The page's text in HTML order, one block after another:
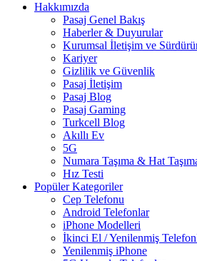
Hakkımızda
Pasaj Genel Bakış
Haberler & Duyurular
Kurumsal İletişim ve
Kariyer
Gizlilik ve Güvenlik
Pasaj İletişim
Pasaj Blog
Pasaj Gaming
Turkcell Blog
Akıllı Ev
5G
Numara Taşıma & Hat
Hız Testi
Popüler Kategoriler
Cep Telefonu
Android Telefonlar
iPhone Modelleri
İkinci El / Yenilenmiş
Yenilenmiş iPhone